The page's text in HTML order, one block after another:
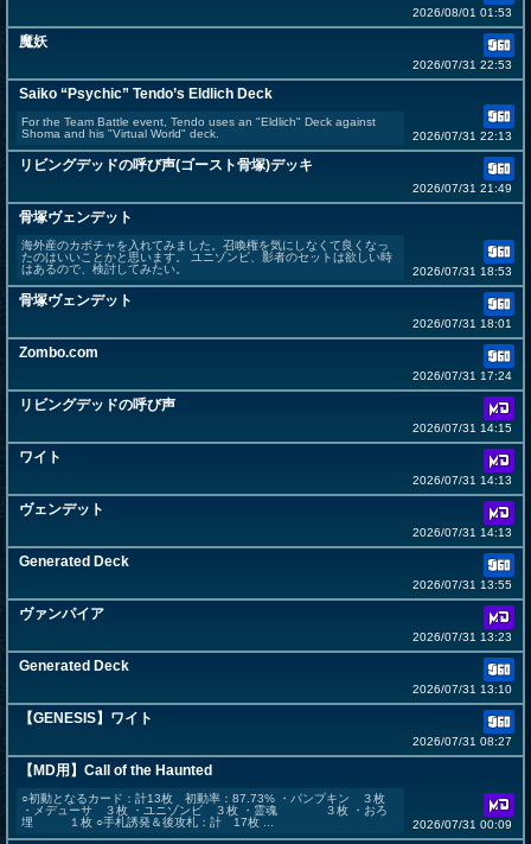
2026/08/01 01:53
魔妖
2026/07/31 22:53
Saiko “Psychic” Tendo’s Eldlich Deck
For the Team Battle event, Tendo uses an "Eldlich" Deck against
Shoma and his "Virtual World" deck.
2026/07/31 22:13
リビングデッドの呼び声(ゴースト骨塚)デッキ
2026/07/31 21:49
骨塚ヴェンデット
海外産のカボチャを入れてみました。召喚権を気にしなくて良くなっ
たのはいいことかと思います。 ユニゾンビ、影者のセットは欲しい時
はあるので、検討してみたい。
2026/07/31 18:53
骨塚ヴェンデット
2026/07/31 18:01
Zombo.com
2026/07/31 17:24
リビングデッドの呼び声
2026/07/31 14:15
ワイト
2026/07/31 14:13
ヴェンデット
2026/07/31 14:13
Generated Deck
2026/07/31 13:55
ヴァンパイア
2026/07/31 13:23
Generated Deck
2026/07/31 13:10
【GENESIS】ワイト
2026/07/31 08:27
【MD用】Call of the Haunted
○初動となるカード：計13枚 初動率：87.73% ・パンプキン ３枚
・メデューサ ３枚 ・ユニゾンビ ３枚 ・霊魂 ３枚 ・おろ
埋 １枚 ○手札誘発＆後攻札：計 17枚 ...
2026/07/31 00:09